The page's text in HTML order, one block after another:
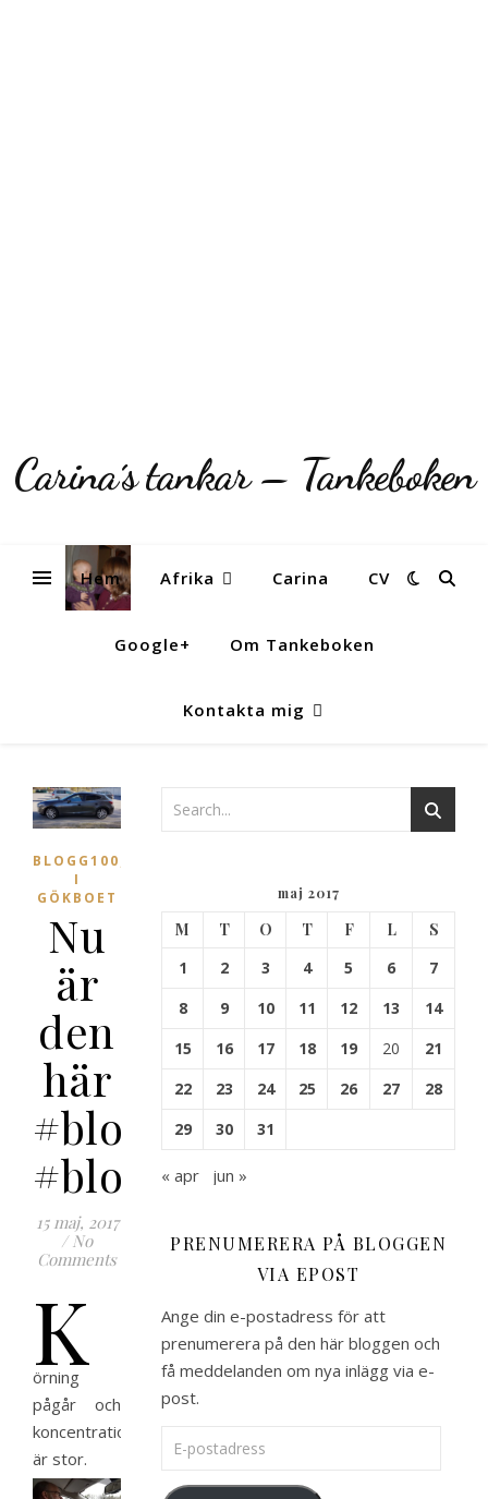
Carina´s tankar – Tankeboken
Hem Afrika Carina CV
Google+ Om Tankeboken
Kontakta mig
BLOGG100
I
GÖKBOET
Nu
är
den
här
#blogg100
#bloggsswe
15 maj, 2017
/ No
Comments
K
örning
pågår och
koncentrationen
är stor.
maj 2017
M T O T F L
S
1
2 3 4 5 6
7
8
9 10 11 12 13
14
15
16 17 18 19 20
21
22
23 24 25 26 27
28
29
30 31
« apr jun »
PRENUMERERA PÅ BLOGGEN
VIA EPOST
Ange din e-postadress för att
prenumerera på den här bloggen och
få meddelanden om nya inlägg via e-
post.
E-postadress